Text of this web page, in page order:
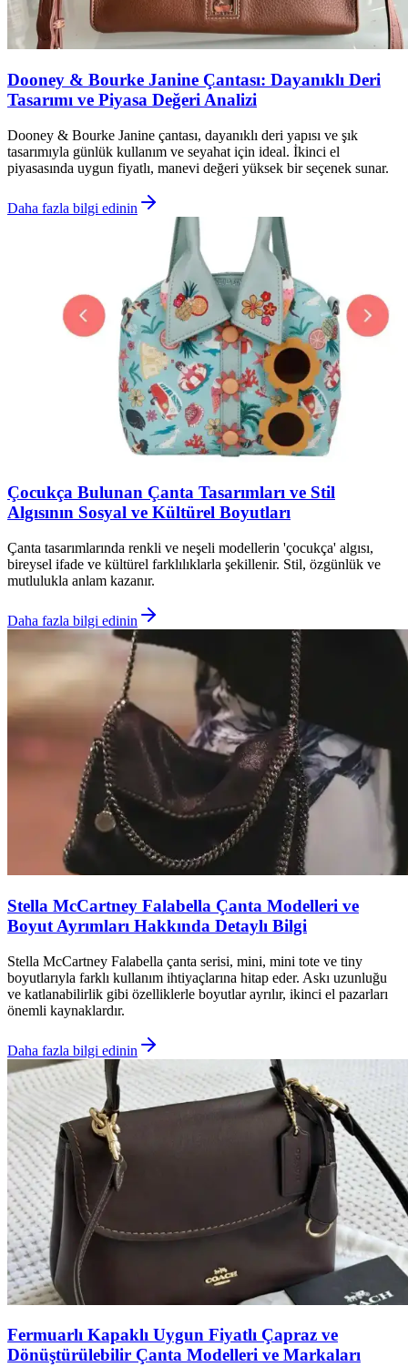
Dooney & Bourke Janine Çantası: Dayanıklı Deri
Tasarımı ve Piyasa Değeri Analizi
Dooney & Bourke Janine çantası, dayanıklı deri yapısı ve şık
tasarımıyla günlük kullanım ve seyahat için ideal. İkinci el
piyasasında uygun fiyatlı, manevi değeri yüksek bir seçenek sunar.
Daha fazla bilgi edinin
Çocukça Bulunan Çanta Tasarımları ve Stil
Algısının Sosyal ve Kültürel Boyutları
Çanta tasarımlarında renkli ve neşeli modellerin 'çocukça' algısı,
bireysel ifade ve kültürel farklılıklarla şekillenir. Stil, özgünlük ve
mutlulukla anlam kazanır.
Daha fazla bilgi edinin
Stella McCartney Falabella Çanta Modelleri ve
Boyut Ayrımları Hakkında Detaylı Bilgi
Stella McCartney Falabella çanta serisi, mini, mini tote ve tiny
boyutlarıyla farklı kullanım ihtiyaçlarına hitap eder. Askı uzunluğu
ve katlanabilirlik gibi özelliklerle boyutlar ayrılır, ikinci el pazarları
önemli kaynaklardır.
Daha fazla bilgi edinin
Fermuarlı Kapaklı Uygun Fiyatlı Çapraz ve
Dönüştürülebilir Çanta Modelleri ve Markaları